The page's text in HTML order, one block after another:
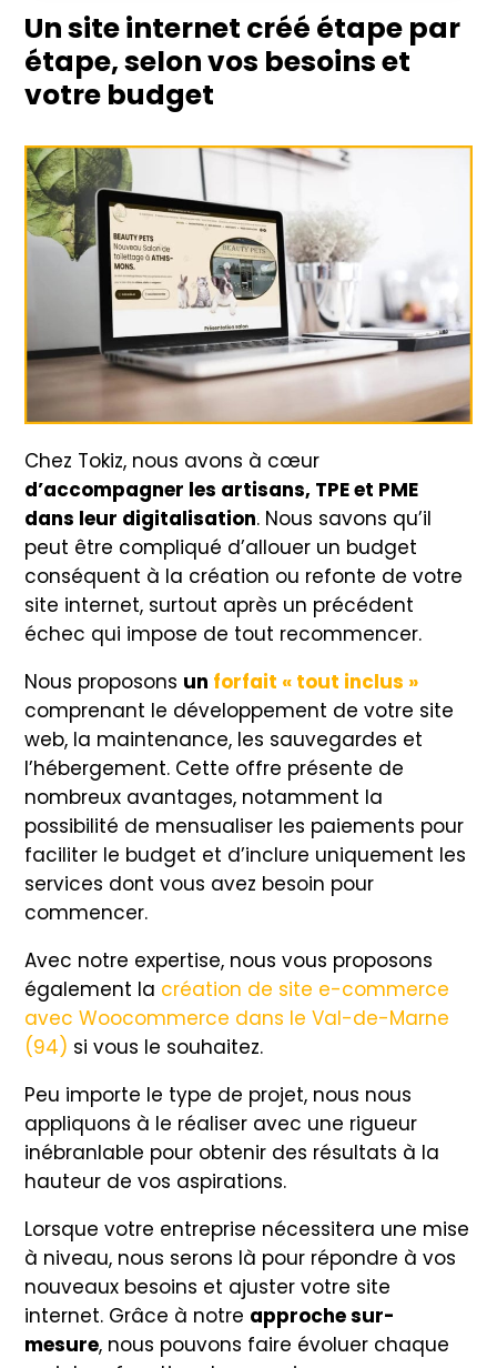
Un site internet créé étape par
étape, selon vos besoins et
votre budget
Chez Tokiz, nous avons à cœur
d’accompagner les artisans, TPE et PME
dans leur digitalisation. Nous savons qu’il
peut être compliqué d’allouer un budget
conséquent à la création ou refonte de votre
site internet, surtout après un précédent
échec qui impose de tout recommencer.
Nous proposons un forfait « tout inclus »
comprenant le développement de votre site
web, la maintenance, les sauvegardes et
l’hébergement. Cette offre présente de
nombreux avantages, notamment la
possibilité de mensualiser les paiements pour
faciliter le budget et d’inclure uniquement les
services dont vous avez besoin pour
commencer.
Avec notre expertise, nous vous proposons
également la création de site e-commerce
avec Woocommerce dans le Val-de-Marne
(94) si vous le souhaitez.
Peu importe le type de projet, nous nous
appliquons à le réaliser avec une rigueur
inébranlable pour obtenir des résultats à la
hauteur de vos aspirations.
Lorsque votre entreprise nécessitera une mise
à niveau, nous serons là pour répondre à vos
nouveaux besoins et ajuster votre site
internet. Grâce à notre approche sur-
mesure, nous pouvons faire évoluer chaque